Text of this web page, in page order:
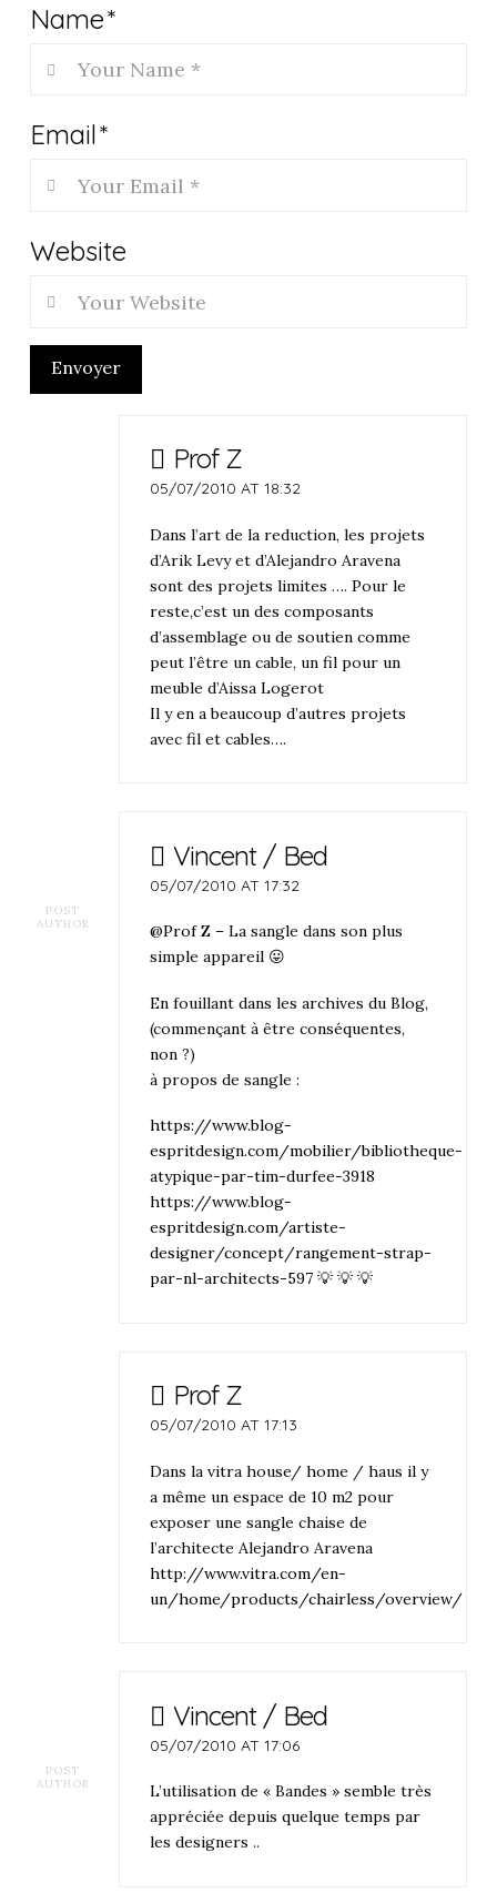
Name*
Email*
Website
Envoyer
Prof Z
05/07/2010 AT 18:32
Dans l’art de la reduction, les projets
d’Arik Levy et d’Alejandro Aravena
sont des projets limites …. Pour le
reste,c’est un des composants
d’assemblage ou de soutien comme
peut l’être un cable, un fil pour un
meuble d’Aissa Logerot
Il y en a beaucoup d’autres projets
avec fil et cables….
POST
AUTHOR
Vincent / Bed
05/07/2010 AT 17:32
@Prof Z – La sangle dans son plus
simple appareil 😛
En fouillant dans les archives du Blog,
(commençant à être conséquentes,
non ?)
à propos de sangle :
https://www.blog-
espritdesign.com/mobilier/bibliotheque-
atypique-par-tim-durfee-3918
https://www.blog-
espritdesign.com/artiste-
designer/concept/rangement-strap-
par-nl-architects-597 💡 💡 💡
Prof Z
05/07/2010 AT 17:13
Dans la vitra house/ home / haus il y
a même un espace de 10 m2 pour
exposer une sangle chaise de
l’architecte Alejandro Aravena
http://www.vitra.com/en-
un/home/products/chairless/overview/
POST
AUTHOR
Vincent / Bed
05/07/2010 AT 17:06
L’utilisation de « Bandes » semble très
appréciée depuis quelque temps par
les designers ..